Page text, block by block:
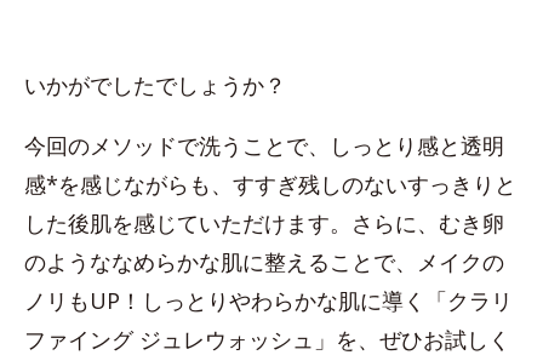
いかがでしたでしょうか？
今回のメソッドで洗うことで、しっとり感と透明
感*を感じながらも、すすぎ残しのないすっきりと
した後肌を感じていただけます。さらに、むき卵
のようななめらかな肌に整えることで、メイクの
ノリもUP！しっとりやわらかな肌に導く「クラリ
ファイング ジュレウォッシュ」を、ぜひお試しく